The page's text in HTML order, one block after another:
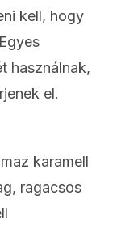
kell, hogy
használnak,
el.
karamell
ragacsos